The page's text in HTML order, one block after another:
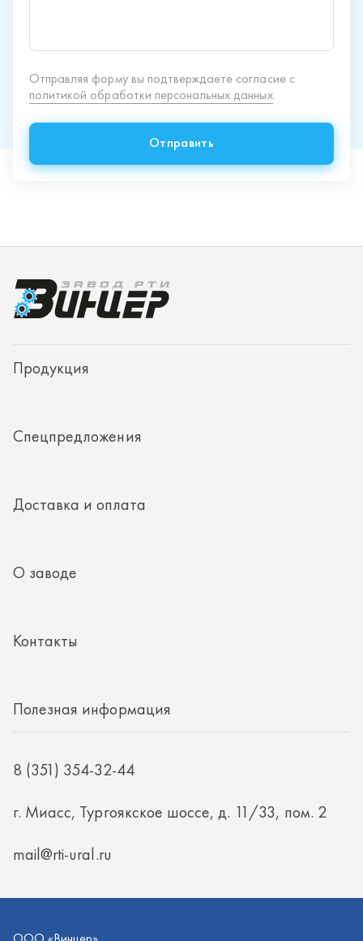
Спецпредложения
Доставка и оплата
8 (351) 354-32-44
ИНН 7415101168
ОГРН 1187456037768
Политика конфиденциальности